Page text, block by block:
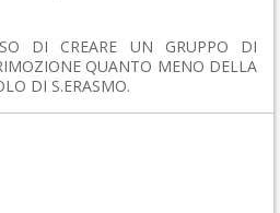
DI CREARE UN GRUPPO DI
QUANTO MENO DELLA
DI S.ERASMO.